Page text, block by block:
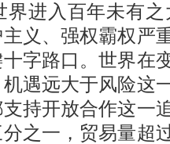
界进入百年未有
主义、强权霸权严
字路口。世界在
遇远大于风险这
持开放合作这一
之一，贸易量超